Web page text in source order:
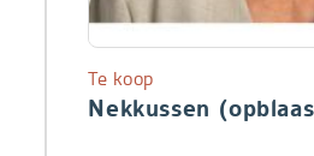
Nekkussen
Te koop